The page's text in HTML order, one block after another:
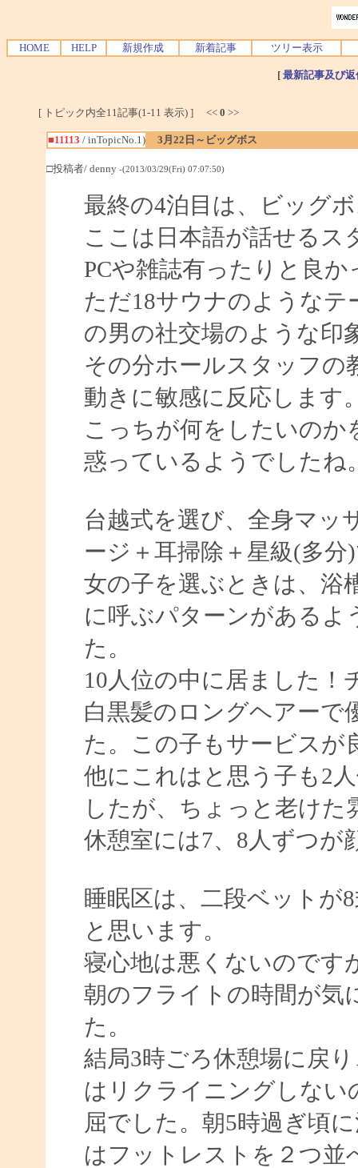
HOME HELP 新規作成 新着記事 ツリー表示
[ 最新記事及び
[ トピック内全11記事(1-11 表示) ] << 0 >>
■11113 / inTopicNo.1) 3月22日～ビッグボス
□投稿者/ denny -(2013/03/29(Fri) 07:07:50)
最終の4泊目は、ビッグ
ここは日本語が話せるス
PCや雑誌有ったりと良か
ただ18サウナのようなテ
の男の社交場のような印
その分ホールスタッフの
動きに敏感に反応します
こっちが何をしたいの
惑っているようでしたね
台越式を選び、全身マッ
ージ＋耳掃除＋星級(多分
女の子を選ぶときは、浴
に呼ぶパターンがあるよ
た。
10人位の中に居ました！
白黒髪のロングヘアーで
た。この子もサービスが
他にこれはと思う子も2
したが、ちょっと老けた
休憩室には7、8人ずつが
睡眠区は、二段ベットが
と思います。
寝心地は悪くないのです
朝のフライトの時間が気
た。
結局3時ごろ休憩場に戻
はリクライニングしな
屈でした。朝5時過ぎ頃
はフットレストを２つ並